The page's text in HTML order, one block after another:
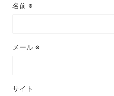
名前 ※
メール ※
サイト